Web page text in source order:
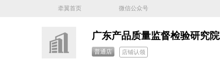
牵翼首页 微信公众号
普通店 店铺认领